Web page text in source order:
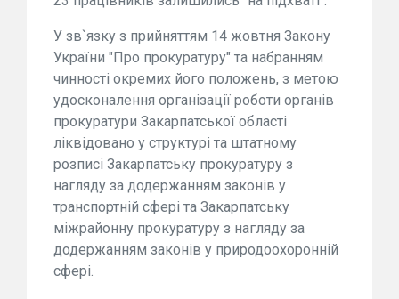
У зв`язку з прийняттям 14 жовтня Закону
України "Про прокуратуру" та набранням
чинності окремих його положень, з метою
удосконалення організації роботи органів
прокуратури Закарпатської області
ліквідовано у структурі та штатному
розписі Закарпатську прокуратуру з
нагляду за додержанням законів у
транспортній сфері та Закарпатську
міжрайонну прокуратуру з нагляду за
додержанням законів у природоохоронній
сфері.